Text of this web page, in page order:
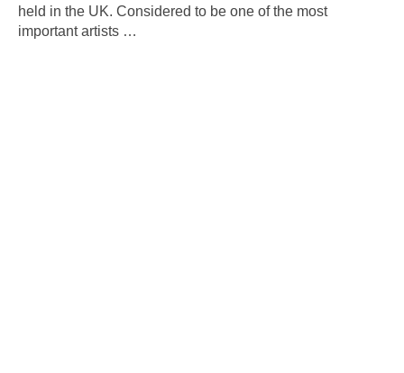
held in the UK. Considered to be one of the most
important artists …